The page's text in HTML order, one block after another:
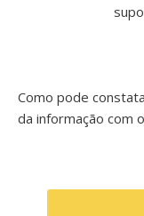
Como pode
da informação com o